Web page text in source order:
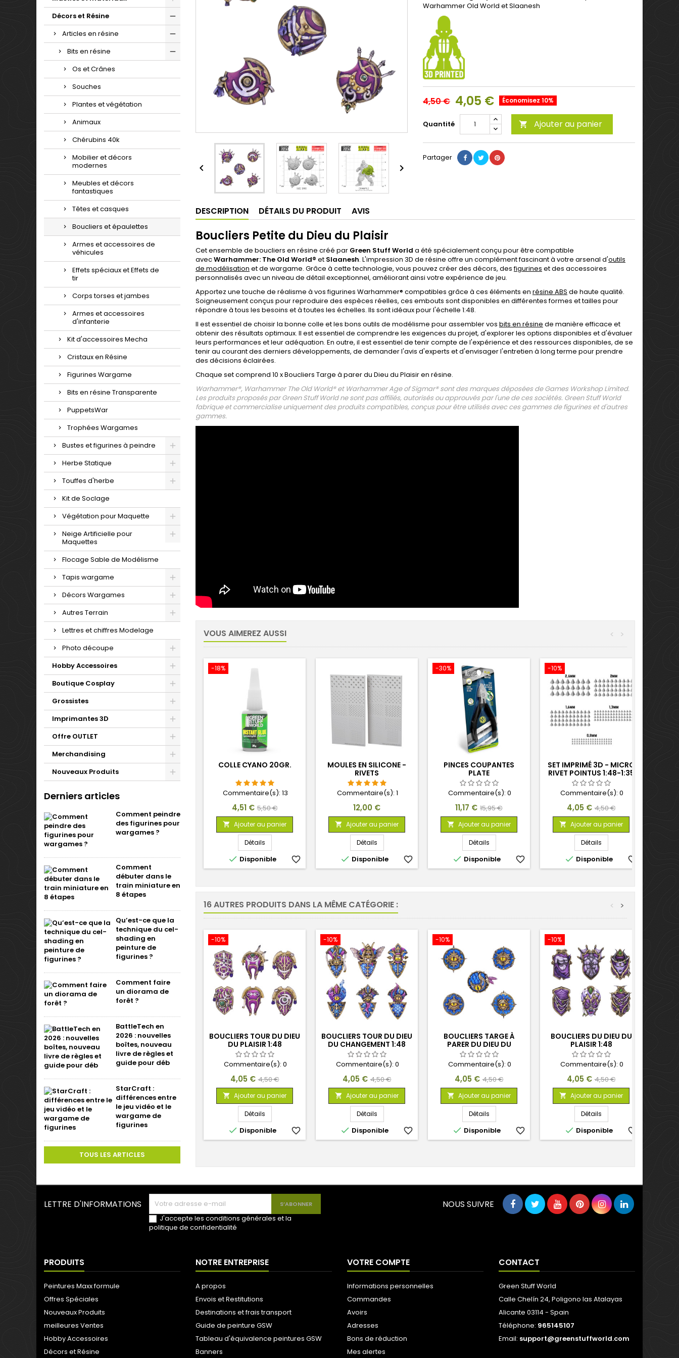
Décors et Résine
Articles en résine
Bits en résine
Os et Crânes
Souches
Plantes et végétation
Animaux
Chérubins 40k
Mobilier et décors
modernes
Meubles et décors
fantastiques
Têtes et casques
Boucliers et épaulettes
Armes et accessoires de
véhicules
Effets spéciaux et Effets de
tir
Corps torses et jambes
Armes et accessoires
d'infanterie
Kit d'accessoires Mecha
Cristaux en Résine
Figurines Wargame
Bits en résine Transparente
PuppetsWar
Trophées Wargames
Bustes et figurines à peindre
Herbe Statique
Touffes d'herbe
Kit de Soclage
Végétation pour Maquette
Neige Artificielle pour
Maquettes
Flocage Sable de Modélisme
Tapis wargame
Décors Wargames
Autres Terrain
Lettres et chiffres Modelage
Photo découpe
Hobby Accessoires
Boutique Cosplay
Grossistes
Imprimantes 3D
Offre OUTLET
Merchandising
Nouveaux Produits
Derniers articles
Comment peindre
des figurines pour
wargames ?
Comment
débuter dans le
train miniature en
8 étapes
Qu’est-ce que la
technique du cel-
shading en
peinture de
figurines ?
Comment faire
un diorama de
forêt ?
BattleTech en
2026 : nouvelles
boîtes, nouveau
livre de règles et
guide pour déb
StarCraft :
différences entre
le jeu vidéo et le
wargame de
figurines
TOUS LES ARTICLES
 
Warhammer Old World et Slaanesh
4,50 € 4,05 € Économisez 10%
Quantité  Ajouter au panier
Partager
DESCRIPTION DÉTAILS DU PRODUIT AVIS
Boucliers Petite du Dieu du Plaisir
Cet ensemble de boucliers en résine créé par Green Stuff World a été spécialement conçu pour être compatible
avecWarhammer: The Old World® et Slaanesh. L'impression 3D de résine offre un complément fascinant à votre arsenal d'outils
de modélisation et de wargame. Grâce à cette technologie, vous pouvez créer des décors, desfigurines et des accessoires
personnalisés avec un niveau de détail exceptionnel, améliorant ainsi votre expérience de jeu.
Apportez une touche de réalisme à vos figurines Warhammer® compatibles grâce à ces éléments en résine ABS de haute qualité.
Soigneusement conçus pour reproduire des espèces réelles, ces embouts sont disponibles en différentes formes et tailles pour
répondre à tous les besoins et à toutes les échelles. Ils sont idéaux pour l'échelle 1:48.
Il est essentiel de choisir la bonne colle et les bons outils de modélisme pour assembler vos bits en résine de manière efficace et
obtenir des résultats optimaux. Il est essentiel de comprendre les exigences du projet, d'explorer les options disponibles et d'évaluer
leurs performances et leur adéquation. En outre, il est essentiel de tenir compte de l'expérience et des ressources disponibles, de se
tenir au courant des derniers développements, de demander l'avis d'experts et d'envisager l'entretien à long terme pour prendre
des décisions éclairées.
Chaque set comprend 10 x Boucliers Targe à parer du Dieu du Plaisir en résine.
Warhammer®, Warhammer The Old World® et Warhammer Age of Sigmar® sont des marques déposées de Games Workshop Limited.
Les produits proposés par Green Stuff World ne sont pas affiliés, autorisés ou approuvés par l'une de ces sociétés. Green Stuff World
fabrique et commercialise uniquement des produits compatibles, conçus pour être utilisés avec ces gammes de figurines et d'autres
gammes.
VOUS AIMEREZ AUSSI >
<
-18%
COLLE CYANO 20GR.
Commentaire(s): 13
Prix
4,51 € Prix
de
base
5,50 €
 Ajouter au panier
Détails
 Disponible favorite_border
MOULES EN SILICONE -
RIVETS
Commentaire(s): 1
Prix
12,00 €
 Ajouter au panier
Détails
 Disponible favorite_border
-30%
PINCES COUPANTES
PLATE
Commentaire(s): 0
Prix
11,17 € Prix
de
base
15,95 €
 Ajouter au panier
Détails
 Disponible favorite_border
-10%
SET IMPRIMÉ 3D - MICRO
RIVET POINTUS 1:48-1:35
Commentaire(s): 0
Prix
4,05 € Prix
de
base
4,50 €
 Ajouter au panier
Détails
 Disponible favorite_border
16 AUTRES PRODUITS DANS LA MÊME CATÉGORIE : >
<
-10%
BOUCLIERS TOUR DU DIEU
DU PLAISIR 1:48
Commentaire(s): 0
Prix
4,05 € Prix
de
base
4,50 €
 Ajouter au panier
Détails
 Disponible favorite_border
-10%
BOUCLIERS TOUR DU DIEU
DU CHANGEMENT 1:48
Commentaire(s): 0
Prix
4,05 € Prix
de
base
4,50 €
 Ajouter au panier
Détails
 Disponible favorite_border
-10%
BOUCLIERS TARGE À
PARER DU DIEU DU
CHANGEMENT 1:48
Commentaire(s): 0
Prix
4,05 € Prix
de
base
4,50 €
 Ajouter au panier
Détails
 Disponible favorite_border
-10%
BOUCLIERS DU DIEU DU
PLAISIR 1:48
Commentaire(s): 0
Prix
4,05 € Prix
de
base
4,50 €
 Ajouter au panier
Détails
 Disponible favorite_border
LETTRE D'INFORMATIONS
J'accepte les conditions générales et la
politique de confidentialité
NOUS SUIVRE
PRODUITS
Peintures Maxx formule
Offres Spéciales
Nouveaux Produits
meilleures Ventes
Hobby Accessoires
Décors et Résine
NOTRE ENTREPRISE
A propos
Envois et Restitutions
Destinations et frais transport
Guide de peinture GSW
Tableau d'équivalence peintures GSW
Banners
VOTRE COMPTE
Informations personnelles
Commandes
Avoirs
Adresses
Bons de réduction
Mes alertes
CONTACT
Green Stuff World
Calle Chelín 24, Poligono las Atalayas
Alicante 03114 - Spain
Téléphone: 965145107
Email: support@greenstuffworld.com